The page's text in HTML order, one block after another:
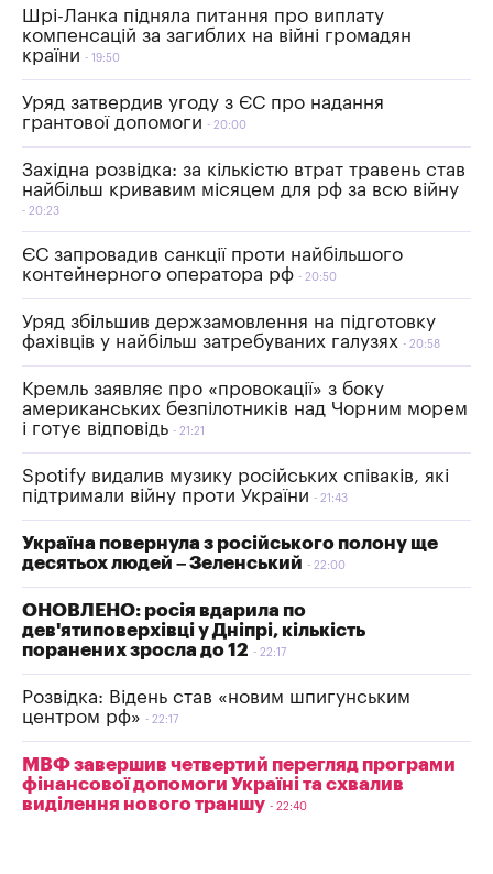
Шрі-Ланка підняла питання про виплату
компенсацій за загиблих на війні громадян
країни
19:50
Уряд затвердив угоду з ЄС про надання
грантової допомоги
20:00
Західна розвідка: за кількістю втрат травень став
найбільш кривавим місяцем для рф за всю війну
20:23
ЄС запровадив санкції проти найбільшого
контейнерного оператора рф
20:50
Уряд збільшив держзамовлення на підготовку
фахівців у найбільш затребуваних галузях
20:58
Кремль заявляє про «провокації» з боку
американських безпілотників над Чорним морем
і готує відповідь
21:21
Spotify видалив музику російських співаків, які
підтримали війну проти України
21:43
Україна повернула з російського полону ще
десятьох людей – Зеленський
22:00
ОНОВЛЕНО: росія вдарила по
дев'ятиповерхівці у Дніпрі, кількість
поранених зросла до 12
22:17
Розвідка: Відень став «новим шпигунським
центром рф»
22:17
МВФ завершив четвертий перегляд програми
фінансової допомоги Україні та схвалив
виділення нового траншу
22:40